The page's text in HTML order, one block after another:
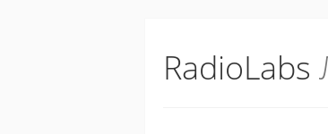
RadioLabs